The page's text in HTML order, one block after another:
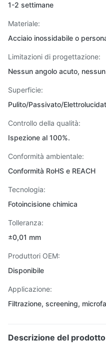
1-2 settimane
Materiale:
Acciaio inossidabile o
Limitazioni di progettazione:
Nessun angolo acuto,
Superficie:
Pulito/Passivato/
Controllo della qualità:
Ispezione al 100%.
Conformità ambientale:
Conformità RoHS e REACH
Tecnologia:
Fotoincisione chimica
Tolleranza:
±0,01 mm
Produttori OEM:
Disponibile
Applicazione:
Filtrazione, screening,
Descrizione del prodotto